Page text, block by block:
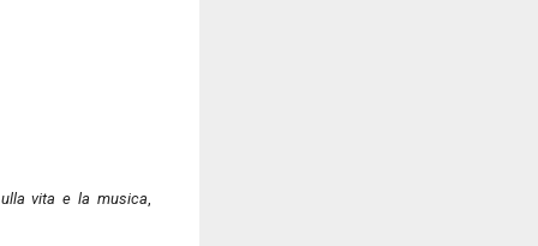
vita e la musica